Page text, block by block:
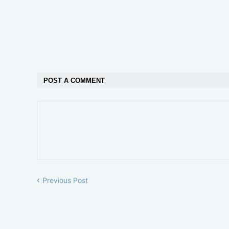
POST A COMMENT
Previous Post